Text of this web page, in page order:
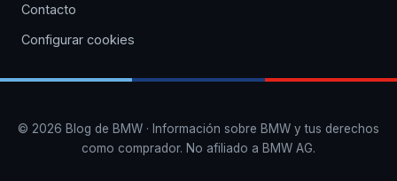
Contacto
Configurar cookies
© 2026 Blog de BMW · Información sobre BMW y tus derechos
como comprador. No afiliado a BMW AG.